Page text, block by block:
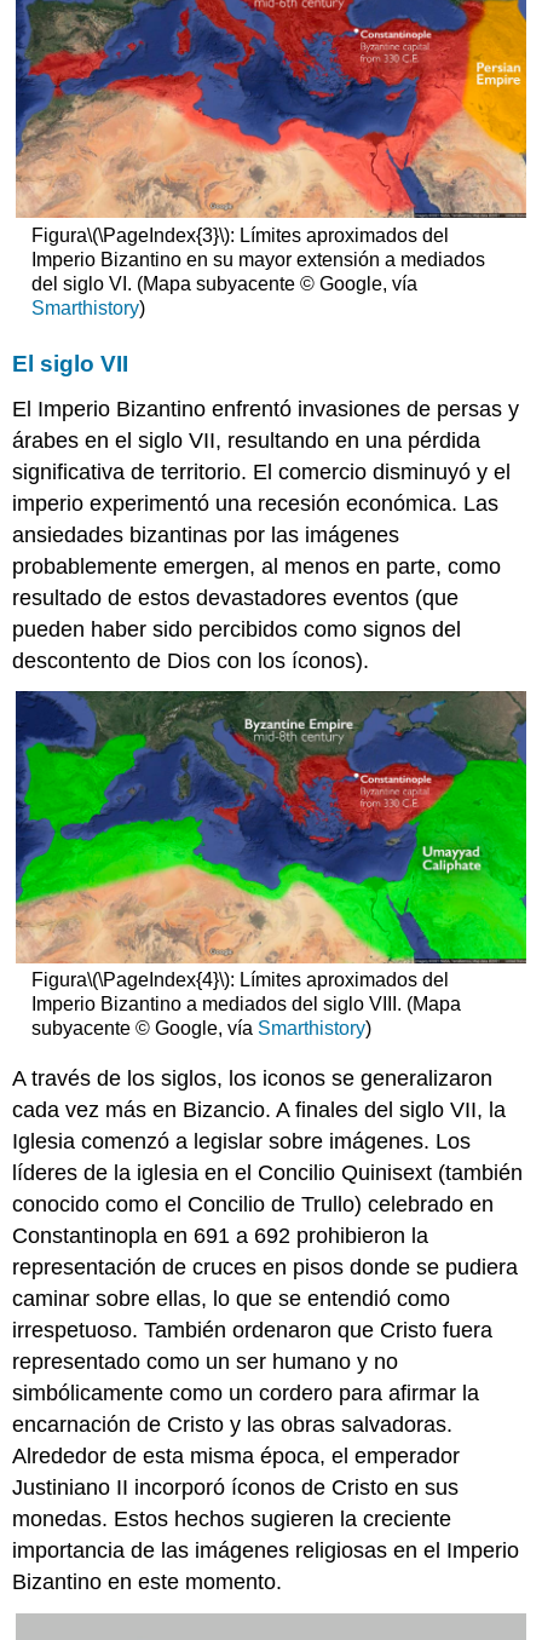
Nerezi
Patrocinio
Imperial
Arquitectura
Frescos
Los
Naos
El
Encuentro
del
Señor
en
Deposición
La
Lamentación
El
Templón
de
Proskynetaria
Obispos
en
Bema
Nerezi
en
la
historia
del
arte
Mosaicos
y
microcosmos:
los
monasterios
de
Hosios
Nea
y
Daphni
Movimiento
Extasiado
Mosaicos
bizantinos
La
iglesia
como
microcosmos
Iconos
Loukas
Nea
Moni
Daphni
Figura\(\PageIndex{3}\): Límites aproximados del
Imperio Bizantino en su mayor extensión a mediados
del siglo VI. (Mapa subyacente © Google, vía
Smarthistory)
El siglo VII
El Imperio Bizantino enfrentó invasiones de persas y
árabes en el siglo VII, resultando en una pérdida
significativa de territorio. El comercio disminuyó y el
imperio experimentó una recesión económica. Las
ansiedades bizantinas por las imágenes
probablemente emergen, al menos en parte, como
resultado de estos devastadores eventos (que
pueden haber sido percibidos como signos del
descontento de Dios con los íconos).
Figura\(\PageIndex{4}\): Límites aproximados del
Imperio Bizantino a mediados del siglo VIII. (Mapa
subyacente © Google, vía Smarthistory)
A través de los siglos, los iconos se generalizaron
cada vez más en Bizancio. A finales del siglo VII, la
Iglesia comenzó a legislar sobre imágenes. Los
líderes de la iglesia en el Concilio Quinisext (también
conocido como el Concilio de Trullo) celebrado en
Constantinopla en 691 a 692 prohibieron la
representación de cruces en pisos donde se pudiera
caminar sobre ellas, lo que se entendió como
irrespetuoso. También ordenaron que Cristo fuera
representado como un ser humano y no
simbólicamente como un cordero para afirmar la
encarnación de Cristo y las obras salvadoras.
Alrededor de esta misma época, el emperador
Justiniano II incorporó íconos de Cristo en sus
monedas. Estos hechos sugieren la creciente
importancia de las imágenes religiosas en el Imperio
Bizantino en este momento.